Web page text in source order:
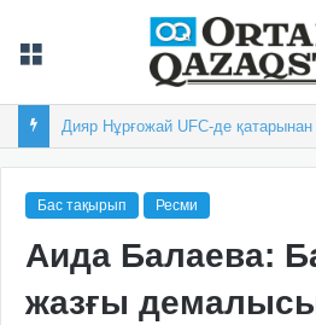
Бас тақырып Ресми
Аида Балаева:
жазғы демалысы